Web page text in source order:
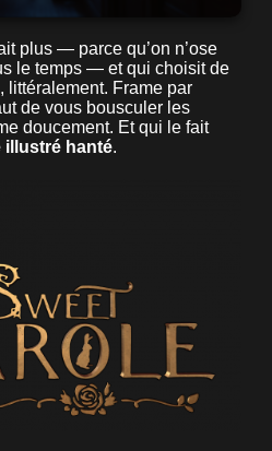
plus — parce qu’on n’ose
le temps — et qui choisit de
littéralement. Frame par
de vous bousculer les
doucement. Et qui le fait
illustré hanté.